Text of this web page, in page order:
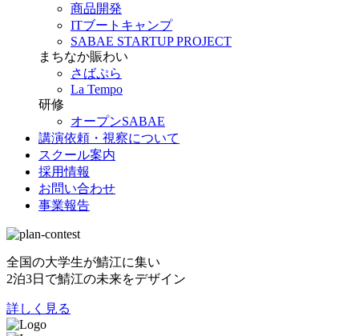
商品開発
ITブートキャンプ
SABAE STARTUP PROJECT
まちなか賑わい
さばぷら
La Tempo
研修
オープンSABAE
講演依頼・視察について
スクール案内
採用情報
お問い合わせ
事業報告
全国の大学生が鯖江に集い
2泊3日で鯖江の未来をデザイン
詳しく見る